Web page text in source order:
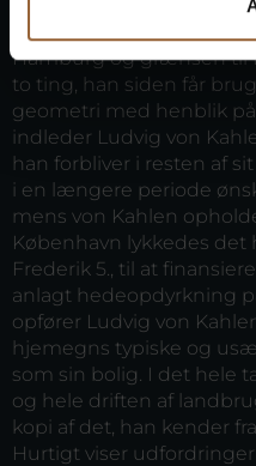
Ludvig von Kahlen er
Hamburg og grænsen til
to ting, han siden får
geometri med henblik
indleder Ludvig von
han forbliver i resten af
i en længere periode
mens von Kahlen
København lykkedes det
Frederik 5., til at
anlagt hedeopdyrkning
opfører Ludvig von
hjemegns typiske og
som sin bolig. I det hele
og hele driften af
kopi af det, han kender
Hurtigt viser